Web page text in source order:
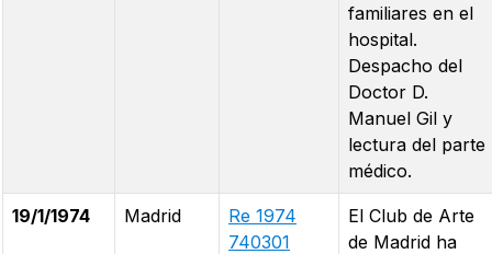
familiares en el
hospital.
Despacho del
Doctor D.
Manuel Gil y
lectura del parte
médico.
19/1/1974 Madrid
Re 1974
740301
El Club de Arte
de Madrid ha